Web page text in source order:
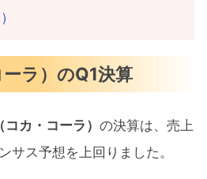
ラ）のQ1決算
コカ・コーラ） の決算は、売上
サス予想を上回りました。